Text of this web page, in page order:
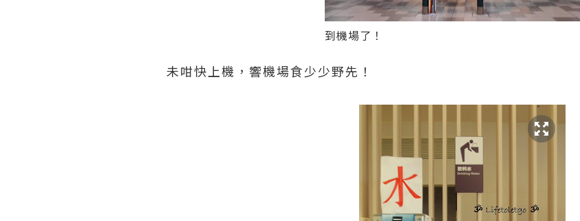
到機場了！
未咁快上機，響機場食少少野先！